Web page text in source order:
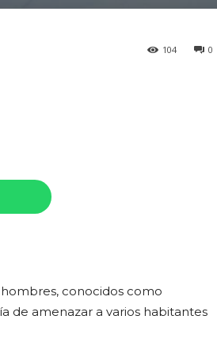
0
104
conocidos como
de amenazar a varios habitantes